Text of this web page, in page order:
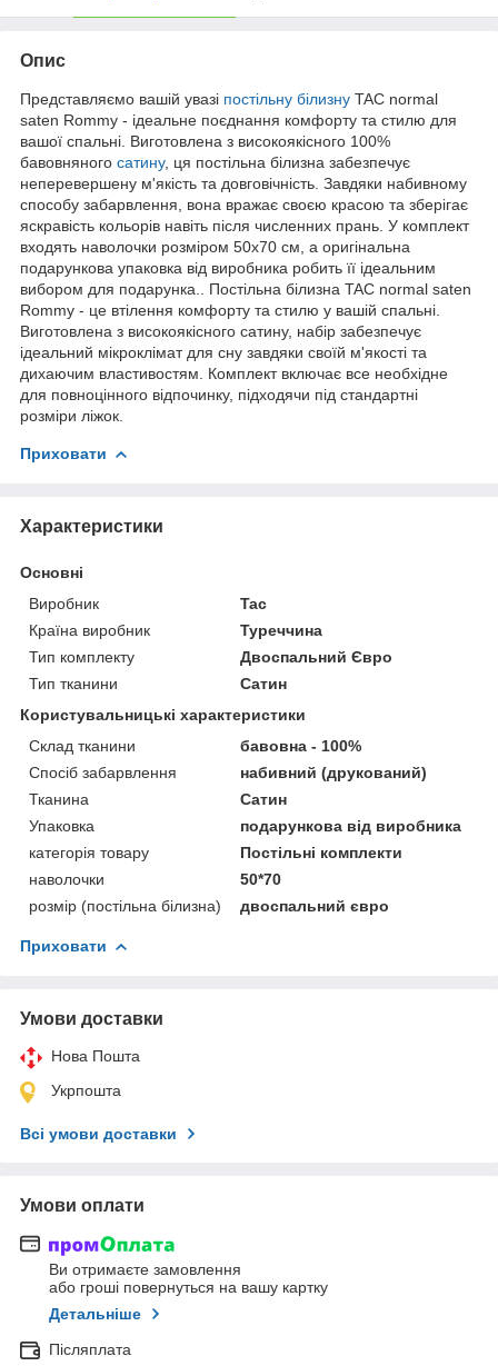
Опис
Представляємо вашій увазі постільну білизну TAC normal
saten Rommy - ідеальне поєднання комфорту та стилю для
вашої спальні. Виготовлена з високоякісного 100%
бавовняного сатину, ця постільна білизна забезпечує
неперевершену м'якість та довговічність. Завдяки набивному
способу забарвлення, вона вражає своєю красою та зберігає
яскравість кольорів навіть після численних прань. У комплект
входять наволочки розміром 50x70 см, а оригінальна
подарункова упаковка від виробника робить її ідеальним
вибором для подарунка.. Постільна білизна TAC normal saten
Rommy - це втілення комфорту та стилю у вашій спальні.
Виготовлена з високоякісного сатину, набір забезпечує
ідеальний мікроклімат для сну завдяки своїй м'якості та
дихаючим властивостям. Комплект включає все необхідне
для повноцінного відпочинку, підходячи під стандартні
розміри ліжок.
Приховати
Характеристики
Основні
Виробник
Tac
Країна виробник
Туреччина
Тип комплекту
Двоспальний Євро
Тип тканини
Сатин
Користувальницькі характеристики
Склад тканини
бавовна - 100%
Спосіб забарвлення
набивний (друкований)
Тканина
Сатин
Упаковка
подарункова від виробника
категорія товару
Постільні комплекти
наволочки
50*70
розмір (постільна білизна)
двоспальний євро
Приховати
Умови доставки
Нова Пошта
Укрпошта
Всі умови доставки
Умови оплати
Ви отримаєте замовлення
або гроші повернуться на вашу картку
Детальніше
Післяплата